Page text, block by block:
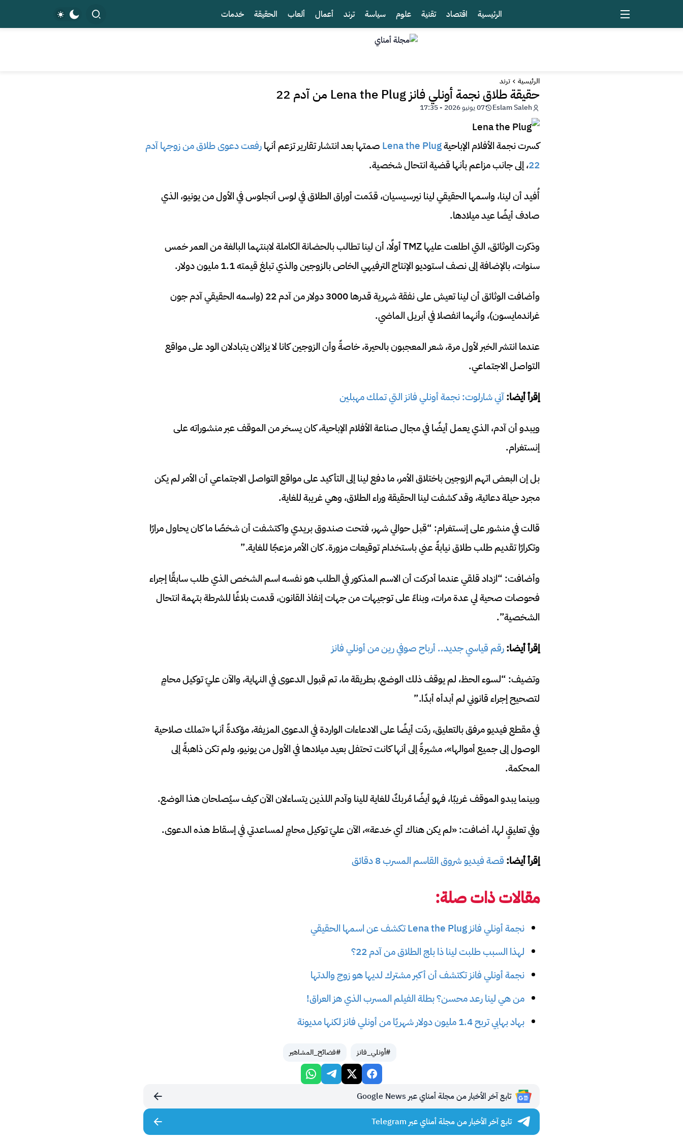
الرئيسية اقتصاد تقنية علوم سياسة ترند أعمال ألعاب الحقيقة خدمات
الرئيسية ترند
حقيقة طلاق نجمة أونلي فانز Lena the Plug من آدم 22
Eslam Saleh 07 يونيو 2026 - 17:35
كسرت نجمة الأفلام الإباحيةLena the Plug صمتها بعد انتشار تقارير تزعم أنهارفعت دعوى طلاق من زوجها آدم
22، إلى جانب مزاعم بأنها قضية انتحال شخصية.
أُفيد أن لينا، واسمها الحقيقي لينا نيرسيسيان، قدّمت أوراق الطلاق في لوس أنجلوس في الأول من يونيو، الذي
صادف أيضًا عيد ميلادها.
وذكرت الوثائق، التي اطلعت عليها TMZ أولًا، أن لينا تطالب بالحضانة الكاملة لابنتهما البالغة من العمر خمس
سنوات، بالإضافة إلى نصف استوديو الإنتاج الترفيهي الخاص بالزوجين والذي تبلغ قيمته 1.1 مليون دولار.
وأضافت الوثائق أن لينا تعيش على نفقة شهرية قدرها 3000 دولار من آدم 22 (واسمه الحقيقي آدم جون
غراندمايسون)، وأنهما انفصلا في أبريل الماضي.
عندما انتشر الخبر لأول مرة، شعر المعجبون بالحيرة، خاصةً وأن الزوجين كانا لا يزالان يتبادلان الود على مواقع
التواصل الاجتماعي.
إقرأ أيضا:آني شارلوت: نجمة أونلي فانز التي تملك مهبلين
ويبدو أن آدم، الذي يعمل أيضًا في مجال صناعة الأفلام الإباحية، كان يسخر من الموقف عبر منشوراته على
إنستغرام.
بل إن البعض اتهم الزوجين باختلاق الأمر، ما دفع لينا إلى التأكيد على مواقع التواصل الاجتماعي أن الأمر لم يكن
مجرد حيلة دعائية، وقد كشفت لينا الحقيقة وراء الطلاق، وهي غريبة للغاية.
قالت في منشور على إنستغرام: “قبل حوالي شهر، فتحت صندوق بريدي واكتشفت أن شخصًا ما كان يحاول مرارًا
وتكرارًا تقديم طلب طلاق نيابةً عني باستخدام توقيعات مزورة. كان الأمر مزعجًا للغاية.”
وأضافت: “ازداد قلقي عندما أدركت أن الاسم المذكور في الطلب هو نفسه اسم الشخص الذي طلب سابقًا إجراء
فحوصات صحية لي عدة مرات، وبناءً على توجيهات من جهات إنفاذ القانون، قدمت بلاغًا للشرطة بتهمة انتحال
الشخصية”.
إقرأ أيضا:رقم قياسي جديد.. أرباح صوفي رين من أونلي فانز
وتضيف: “لسوء الحظ، لم يوقف ذلك الوضع، بطريقة ما، تم قبول الدعوى في النهاية، والآن عليّ توكيل محامٍ
لتصحيح إجراء قانوني لم أبدأه أبدًا.”
في مقطع فيديو مرفق بالتعليق، ردّت أيضًا على الادعاءات الواردة في الدعوى المزيفة، مؤكدةً أنها «تملك صلاحية
الوصول إلى جميع أموالها»، مشيرةً إلى أنها كانت تحتفل بعيد ميلادها في الأول من يونيو، ولم تكن ذاهبةً إلى
المحكمة.
وبينما يبدو الموقف غريبًا، فهو أيضًا مُربكٌ للغاية للينا وآدم اللذين يتساءلان الآن كيف سيُصلحان هذا الوضع.
وفي تعليقٍ لها، أضافت: «لم يكن هناك أي خدعة»، الآن عليّ توكيل محامٍ لمساعدتي في إسقاط هذه الدعوى.
إقرأ أيضا: قصة فيديو شروق القاسم المسرب 8 دقائق
مقالات ذات صلة:
نجمة أونلي فانز Lena the Plug تكشف عن اسمها الحقيقي
لهذا السبب طلبت لينا ذا بلج الطلاق من آدم 22؟
نجمة أونلي فانز تكتشف أن أكبر مشترك لديها هو زوج والدتها
من هي لينا رعد محسن؟ بطلة الفيلم المسرب الذي هز العراق!
بهاد بهابي تربح 1.4 مليون دولار شهريًا من أونلي فانز لكنها مديونة
#أونلي_فانز #فضائح_المشاهير
تابع آخر الأخبار من مجلة أمناي عبر Google News
تابع آخر الأخبار من مجلة أمناي عبر Telegram